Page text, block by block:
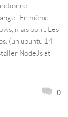
En même
mais bon .. Les
(un ubuntu 14
NodeJs et
0